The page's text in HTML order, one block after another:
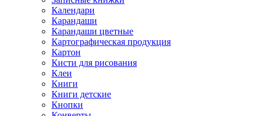
Календари
Карандаши
Карандаши цветные
Картографическая продукция
Картон
Кисти для рисования
Клеи
Книги
Книги детские
Кнопки